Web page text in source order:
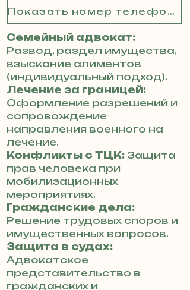
Показать номер телефона
Семейный адвокат:
Развод, раздел имущества,
взыскание алиментов
(индивидуальный подход).
Лечение за границей:
Оформление разрешений и
сопровождение
направления военного на
лечение.
Конфликты с ТЦК: Защита
прав человека при
мобилизационных
мероприятиях.
Гражданские дела:
Решение трудовых споров и
имущественных вопросов.
Защита в судах:
Адвокатское
представительство в
гражданских и